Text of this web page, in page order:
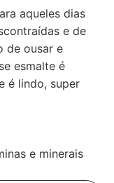
aqueles dias
e de
de ousar e
esmalte é
é lindo, super
e minerais